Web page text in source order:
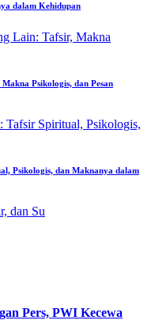
dalam Kehidupan
Psikologis, dan Pesan
Psikologis, dan Maknanya dalam
Pers, PWI Kecewa